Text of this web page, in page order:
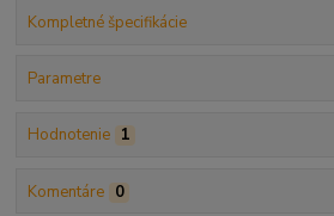
Kompletné špecifikácie
Parametre
Hodnotenie 1
Komentáre 0